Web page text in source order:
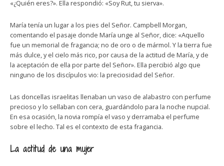
«¿Quién eres?». Ella respondió: «Soy Rut, tu sierva».
María tenía un lugar a los pies del Señor. Campbell Morgan,
comentando el pasaje donde María unge al Señor, dice: «Aquello
fue un memorial de fragancia; no de oro o de mármol. Y la tierra fue
más dulce, y el cielo más rico, por causa de la actitud de María, y de
la aceptación de ella por parte del Señor». Ella percibió algo que
ninguno de los discípulos vio: la preciosidad del Señor.
Las doncellas israelitas llenaban un vaso de alabastro con perfume
precioso y lo sellaban con cera, guardándolo para la noche nupcial.
En esa ocasión, la novia rompía el vaso y derramaba el perfume
sobre el lecho. Tal es el contexto de esta fragancia.
La actitud de una mujer